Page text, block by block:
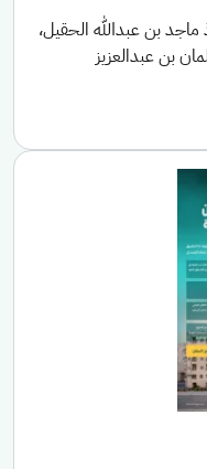
ماجد بن عبدالله الحقيل،
بن عبدالعزيز